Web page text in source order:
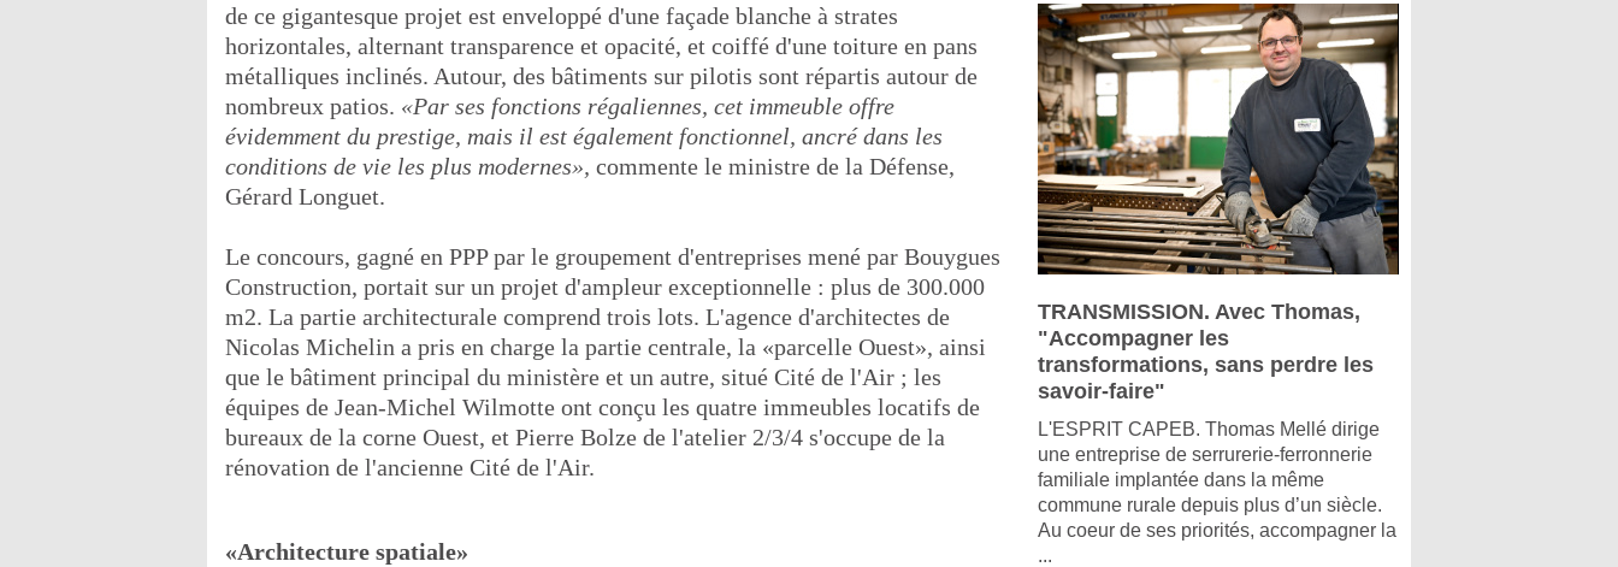
de ce gigantesque projet est enveloppé d'une façade blanche à strates
horizontales, alternant transparence et opacité, et coiffé d'une toiture en pans
métalliques inclinés. Autour, des bâtiments sur pilotis sont répartis autour de
nombreux patios. «Par ses fonctions régaliennes, cet immeuble offre
évidemment du prestige, mais il est également fonctionnel, ancré dans les
conditions de vie les plus modernes», commente le ministre de la Défense,
Gérard Longuet.
Le concours, gagné en PPP par le groupement d'entreprises mené par Bouygues
Construction, portait sur un projet d'ampleur exceptionnelle : plus de 300.000
m2. La partie architecturale comprend trois lots. L'agence d'architectes de
Nicolas Michelin a pris en charge la partie centrale, la «parcelle Ouest», ainsi
que le bâtiment principal du ministère et un autre, situé Cité de l'Air ; les
équipes de Jean-Michel Wilmotte ont conçu les quatre immeubles locatifs de
bureaux de la corne Ouest, et Pierre Bolze de l'atelier 2/3/4 s'occupe de la
rénovation de l'ancienne Cité de l'Air.
«Architecture spatiale»
TRANSMISSION. Avec Thomas,
"Accompagner les
transformations, sans perdre les
savoir-faire"
L'ESPRIT CAPEB. Thomas Mellé dirige
une entreprise de serrurerie-ferronnerie
familiale implantée dans la même
commune rurale depuis plus d’un siècle.
Au coeur de ses priorités, accompagner la
...